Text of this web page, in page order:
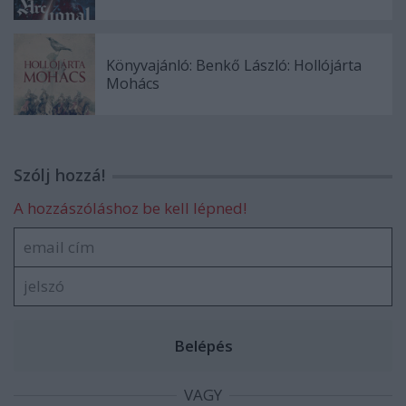
Könyvajánló: Benkő László: Hollójárta
Mohács
Szólj hozzá!
A hozzászóláshoz be kell lépned!
VAGY